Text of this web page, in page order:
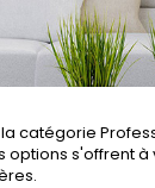
catégorie
options s'offrent à